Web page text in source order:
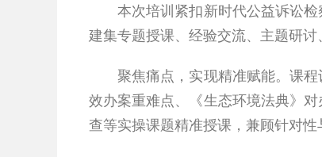
本次培训紧扣新时代公益诉讼
建集专题授课、经验交流、主题研
聚焦痛点，实现精准赋能。 课程
效办案重难点、《生态环境法典》
查等实操课题精准授课，兼顾针对